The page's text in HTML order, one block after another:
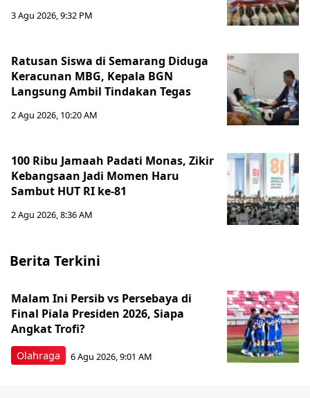
3 Agu 2026, 9:32 PM
Ratusan Siswa di Semarang Diduga
Keracunan MBG, Kepala BGN
Langsung Ambil Tindakan Tegas
2 Agu 2026, 10:20 AM
100 Ribu Jamaah Padati Monas, Zikir
Kebangsaan Jadi Momen Haru
Sambut HUT RI ke-81
2 Agu 2026, 8:36 AM
Berita Terkini
Olahraga
Malam Ini Persib vs Persebaya di
Final Piala Presiden 2026, Siapa
Angkat Trofi?
6 Agu 2026, 9:01 AM